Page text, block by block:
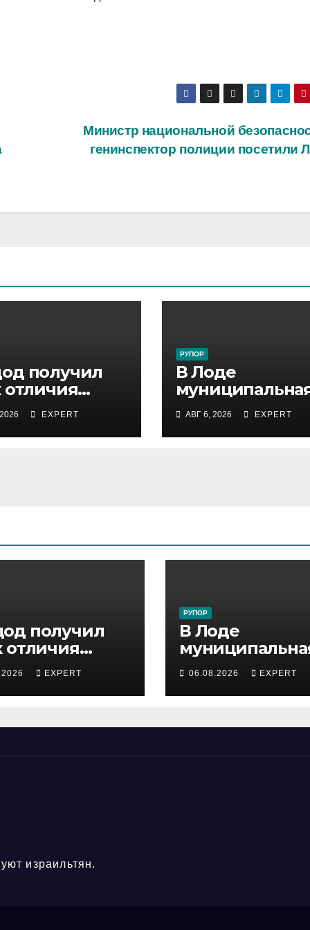
Министр национальной
генинспектор полиции посетили
получил
отличия
за
EXPERT
РУПОР
В Лоде
инспекция
задержала
подростка,
АВГ 6, 2026 EXPERT
получил
отличия
обороны
EXPERT
РУПОР
В Лоде
инспекция
задержала
подростка,
06.08.2026 EXPERT
израильтян.